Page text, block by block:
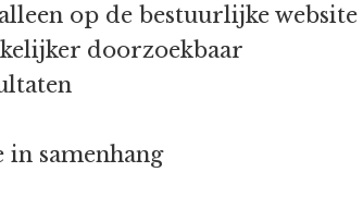
op de bestuurlijke website
doorzoekbaar
samenhang